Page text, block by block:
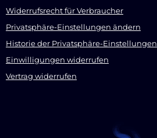
Widerrufsrecht für Verbraucher
Privatsphäre-Einstellungen ändern
Historie der Privatsphäre-Einstellungen
Einwilligungen widerrufen
Vertrag widerrufen